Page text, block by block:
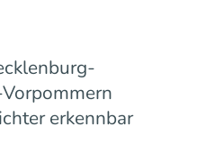
erkennbar